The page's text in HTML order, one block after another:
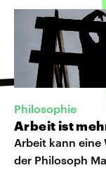
Philosophie
Arbeit ist
Arbeit kann eine
der Philosoph